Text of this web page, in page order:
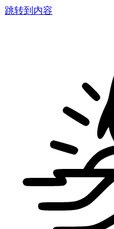
跳转到内容